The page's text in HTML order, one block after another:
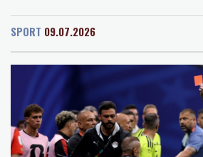
Dresden
Baden-Baden
27 °C
"Steile Lernkurve": Kretschmann lobt
US-Unternehmen bauen im Juli
Saudi-Arabien, Türkei und Pakistan
Krieg Verteidigungsabkommen
Polizei entdeckt Cannabisplantage mit
Kerpen - Festnahme
Xiaomi Skynomad: N70 und N90
SPORT 09.07.2026